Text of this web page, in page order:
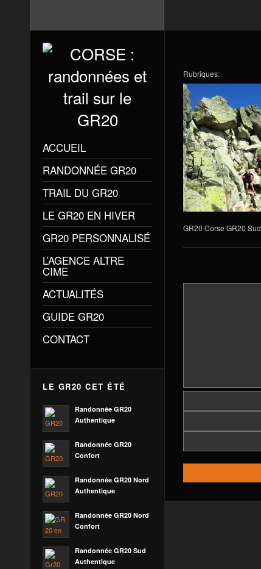
Rubriques:
GR20 Corse GR20 Sud
ACCUEIL
RANDONNÉE GR20
TRAIL DU GR20
LE GR20 EN HIVER
GR20 PERSONNALISÉ
L’AGENCE ALTRE
CIME
ACTUALITÉS
GUIDE GR20
CONTACT
LE GR20 CET ÉTÉ
Randonnée GR20
Authentique
Randonnée GR20
Confort
Randonnée GR20 Nord
Authentique
Randonnée GR20 Nord
Confort
Randonnée GR20 Sud
Authentique